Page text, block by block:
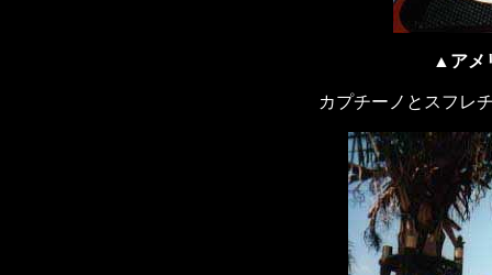
▲アメ
カプチーノとスフレ